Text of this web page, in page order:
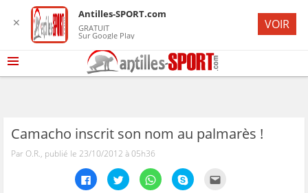
Camacho inscrit son nom au palmarès !
Par O.R., publié le 23/10/2012 à 05h36
C
l
C
l
C
l
C
l
✕
Antilles-SPORT.com
GRATUIT
Sur Google Play
VOIR